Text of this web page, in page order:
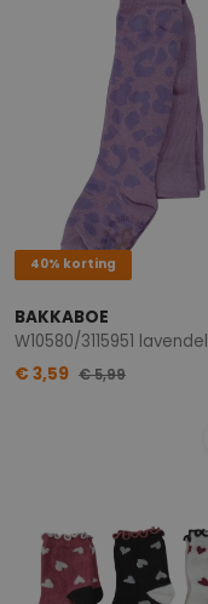
40% korting
BAKKABOE
W10580/3115951 lavendel
€ 3,59 € 5,99